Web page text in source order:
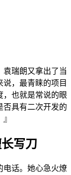
袁瑞朗又拿出了当
，最青睐的项目
，也就是常说的眼
否具有二次开发的
写刀
电话。她心急火燎